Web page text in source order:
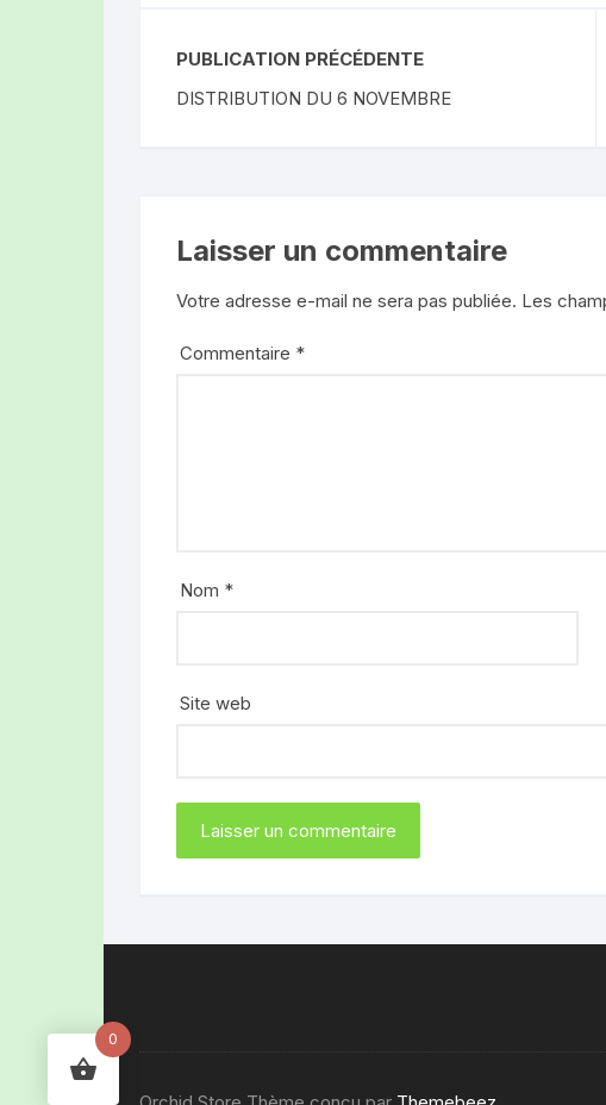
PUBLICATION PRÉCÉDENTE
DISTRIBUTION DU 6 NOVEMBRE
Laisser un commentaire
Votre adresse e-mail ne sera pas publiée. Les
Commentaire *
Nom *
Site web
0